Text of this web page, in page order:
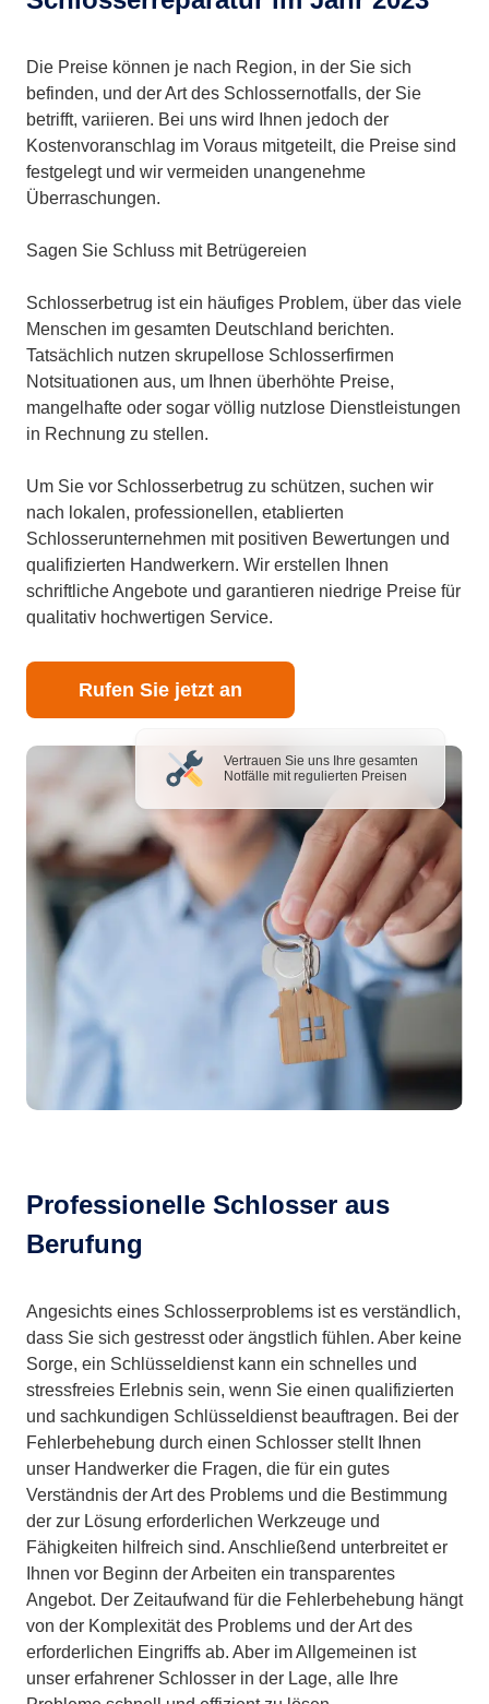
Die Preise können je nach Region, in der Sie sich
befinden, und der Art des Schlossernotfalls, der Sie
betrifft, variieren. Bei uns wird Ihnen jedoch der
Kostenvoranschlag im Voraus mitgeteilt, die Preise sind
festgelegt und wir vermeiden unangenehme
Überraschungen.
Sagen Sie Schluss mit Betrügereien
Schlosserbetrug ist ein häufiges Problem, über das viele
Menschen im gesamten Deutschland berichten.
Tatsächlich nutzen skrupellose Schlosserfirmen
Notsituationen aus, um Ihnen überhöhte Preise,
mangelhafte oder sogar völlig nutzlose Dienstleistungen
in Rechnung zu stellen.
Um Sie vor Schlosserbetrug zu schützen, suchen wir
nach lokalen, professionellen, etablierten
Schlosserunternehmen mit positiven Bewertungen und
qualifizierten Handwerkern. Wir erstellen Ihnen
schriftliche Angebote und garantieren niedrige Preise für
qualitativ hochwertigen Service.
Rufen Sie jetzt an
Vertrauen Sie uns Ihre gesamten
Notfälle mit regulierten Preisen
Professionelle Schlosser aus
Berufung
Angesichts eines Schlosserproblems ist es verständlich,
dass Sie sich gestresst oder ängstlich fühlen. Aber keine
Sorge, ein Schlüsseldienst kann ein schnelles und
stressfreies Erlebnis sein, wenn Sie einen qualifizierten
und sachkundigen Schlüsseldienst beauftragen. Bei der
Fehlerbehebung durch einen Schlosser stellt Ihnen
unser Handwerker die Fragen, die für ein gutes
Verständnis der Art des Problems und die Bestimmung
der zur Lösung erforderlichen Werkzeuge und
Fähigkeiten hilfreich sind. Anschließend unterbreitet er
Ihnen vor Beginn der Arbeiten ein transparentes
Angebot. Der Zeitaufwand für die Fehlerbehebung hängt
von der Komplexität des Problems und der Art des
erforderlichen Eingriffs ab. Aber im Allgemeinen ist
unser erfahrener Schlosser in der Lage, alle Ihre